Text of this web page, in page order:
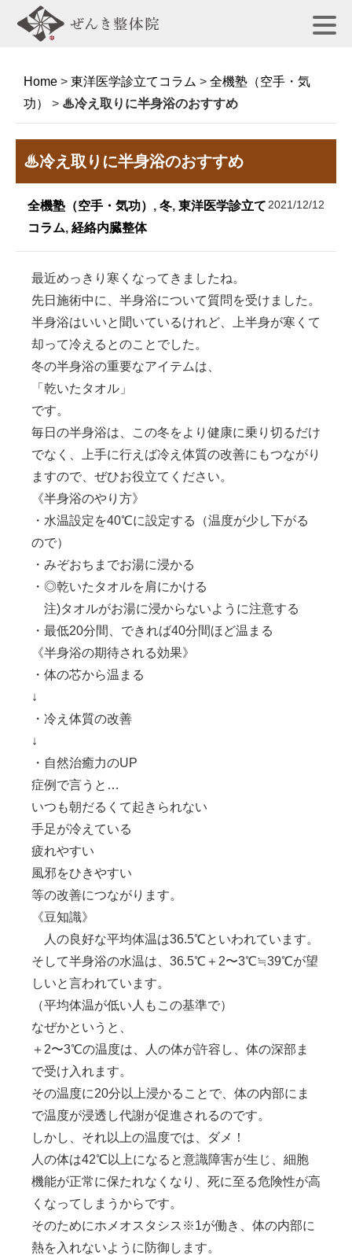
Home > 東洋医学診立てコラム > 全機塾（空手・気
功）
> ♨冷え取りに半身浴のおすすめ
♨冷え取りに半身浴のおすすめ
全機塾（空手・気功） , 冬, 東洋医学診立て
コラム, 経絡内臓整体
2021/12/12
最近めっきり寒くなってきましたね。
先日施術中に、半身浴について質問を受けました。
半身浴はいいと聞いているけれど、上半身が寒くて
却って冷えるとのことでした。
冬の半身浴の重要なアイテムは、
「乾いたタオル」
です。
毎日の半身浴は、この冬をより健康に乗り切るだけ
でなく、
上手に行えば冷え体質の改善にもつながり
ますので、ぜひお役立てください。
《半身浴のやり方》
・水温設定を40℃に設定する（温度が少し下がる
ので）
・みぞおちまでお湯に浸かる
・◎乾いたタオルを肩にかける
注)タオルがお湯に浸からないように注意する
・最低20分間、できれば40分間ほど温まる
《半身浴の期待される効果》
・体の芯から温まる
↓
・冷え体質の改善
↓
・自然治癒力のUP
症例で言うと …
いつも朝だるくて起きられない
手足が冷えている
疲れやすい
風邪をひきやすい
等の改善につながります。
《豆知識》
人の良好な平均体温は36.5℃といわれています。
そして半身浴の水温は、 36.5℃ ＋ 2〜3℃≒39℃が望
しいと言われています。
（平均体温が低い人もこの基準で）
なぜかというと、
＋ 2〜3℃の温度は、人の体が許容し、体の深部ま
で受け入れます。
その温度に20分以上浸かることで、体の内部にま
で温度が浸透し代謝が促進されるのです。
しかし、それ以上の温度では、ダメ！
人の体は42℃ 以上になると意識障害が生じ、細胞
機能が正常に保たれなくなり、死に至る危険性が高
くなってしまうからです。
そのためにホメオスタシス※1が働き、体の内部に
熱を入れないように防御します。